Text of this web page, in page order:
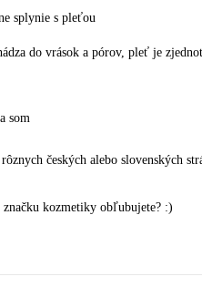
splynie s pleťou
do vrások a pórov, pleť je
som
českých alebo slovenských
kozmetiky obľubujete? :)